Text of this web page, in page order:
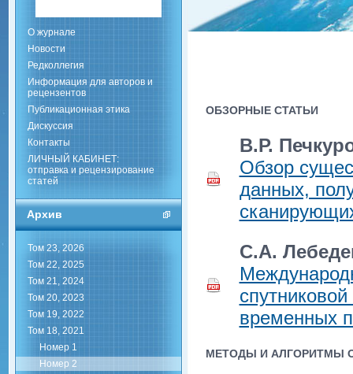
О журнале
Новости
Редколлегия
Информация для авторов и
рецензентов
Публикационная этика
Дискуссия
Контакты
ЛИЧНЫЙ КАБИНЕТ:
отправка и рецензирование
статей
Архив
Том 23, 2026
Том 22, 2025
Том 21, 2024
Том 20, 2023
Том 19, 2022
Том 18, 2021
Номер 1
Номер 2
ОБЗОРНЫЕ СТАТЬИ
В.Р.
Обзор
данных,
С.А.
временных
МЕТОДЫ И АЛГОРИТМЫ